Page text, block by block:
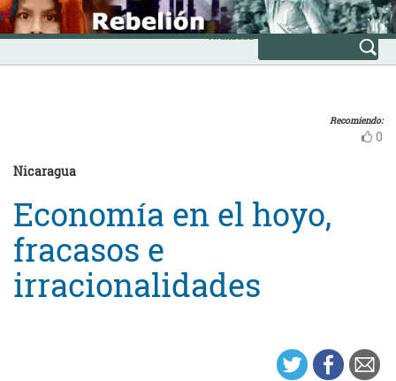
Skip
to
content
INICIO
Avanzada
Recomiendo:
0
Nicaragua
Economía en el hoyo,
fracasos e
irracionalidades